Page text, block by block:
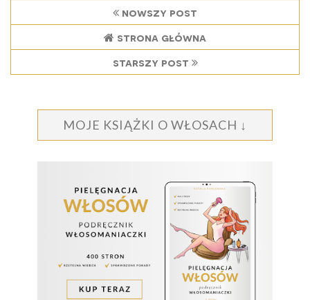
nowszy post
strona główna
starszy post
MOJE KSIĄŻKI O WŁOSACH ↓